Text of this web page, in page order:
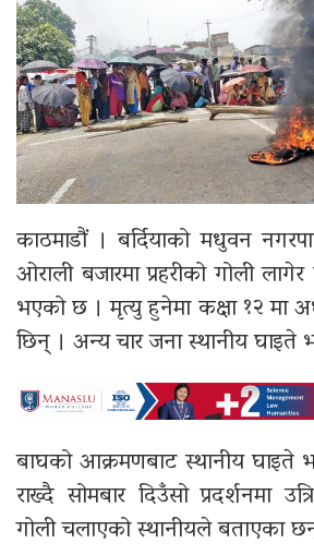
काठमाडौं । बर्दियाको मधुवन
ओराली बजारमा प्रहरीको गोली
भएको छ । मृत्यु हुनेमा कक्षा १२ मा
छिन् । अन्य चार जना स्थानीय
बाघको आक्रमणबाट स्थानीय घाइते
राख्दै सोमबार दिउँसो प्रदर्शनमा
गोली चलाएको स्थानीयले बताएका